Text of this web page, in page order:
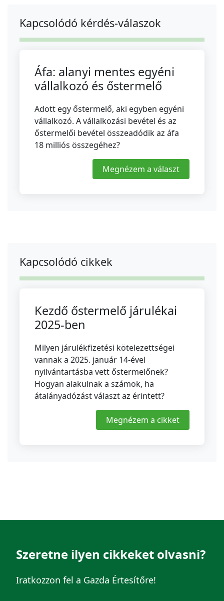
Kapcsolódó kérdés-válaszok
Áfa: alanyi mentes egyéni
vállalkozó és őstermelő
Adott egy őstermelő, aki egyben egyéni
vállalkozó. A vállalkozási bevétel és az
őstermelői bevétel összeadódik az áfa
18 milliós összegéhez?
Megnézem a választ
Kapcsolódó cikkek
Kezdő őstermelő járulékai
2025-ben
Milyen járulékfizetési kötelezettségei
vannak a 2025. január 14-ével
nyilvántartásba vett őstermelőnek?
Hogyan alakulnak a számok, ha
átalányadózást választ az érintett?
Megnézem a cikket
Szeretne ilyen cikkeket olvasni?
Iratkozzon fel a Gazda Értesítőre!